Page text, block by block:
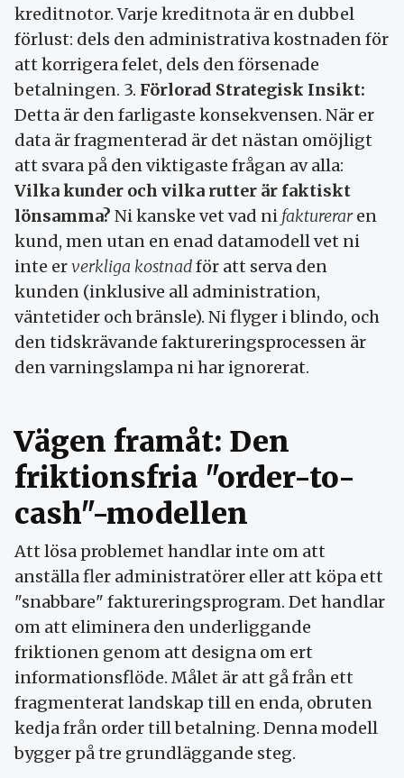
kreditnotor. Varje kreditnota är en dubbel
förlust: dels den administrativa kostnaden för
att korrigera felet, dels den försenade
betalningen. 3. Förlorad Strategisk Insikt:
Detta är den farligaste konsekvensen. När er
data är fragmenterad är det nästan omöjligt
att svara på den viktigaste frågan av alla:
Vilka kunder och vilka rutter är faktiskt
lönsamma? Ni kanske vet vad ni faktureraren
kund, men utan en enad datamodell vet ni
inte erverkliga kostnadför att serva den
kunden (inklusive all administration,
väntetider och bränsle). Ni flyger i blindo, och
den tidskrävande faktureringsprocessen är
den varningslampa ni har ignorerat.
Vägen framåt: Den
friktionsfria "order-to-
cash"-modellen
Att lösa problemet handlar inte om att
anställa fler administratörer eller att köpa ett
"snabbare" faktureringsprogram. Det handlar
om att eliminera den underliggande
friktionen genom att designa om ert
informationsflöde. Målet är att gå från ett
fragmenterat landskap till en enda, obruten
kedja från order till betalning. Denna modell
bygger på tre grundläggande steg.